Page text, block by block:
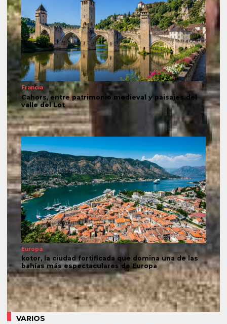
Francia
Cahors, entre patrimonio medieval y paisajes del
valle del Lot
Europa
kotor, la ciudad fortificada que domina una de las
bahías más espectaculares de Europa
VARIOS